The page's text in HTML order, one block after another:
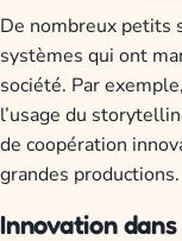
De nombreux petits
systèmes qui ont
société. Par
l’usage du
de coopération
grandes productions.
Innovation